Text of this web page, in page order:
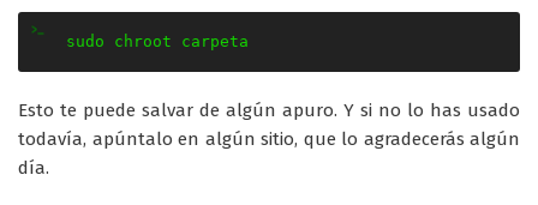
sudo chroot carpeta
Esto te puede salvar de algún apuro. Y si no lo has usado
todavía, apúntalo en algún sitio, que lo agradecerás algún
día.